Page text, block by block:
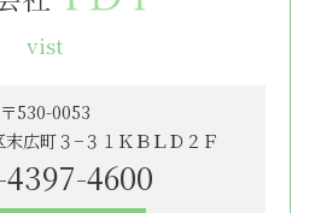
vist
〒530-0053
広町３−３１ＫＢＬＤ２Ｆ
4600